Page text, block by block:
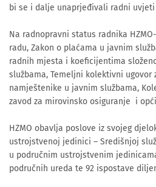
bi se i dalje unaprjeđivali radni
Na radnopravni status radnika
radu, Zakon o plaćama u javnim
radnih mjesta i koeficijentima
službama, Temeljni kolektivni ugovor
namještenike u javnim službama,
zavod za mirovinsko osiguranje i
HZMO obavlja poslove iz svojeg
ustrojstvenoj jedinici – Središnjoj
u područnim ustrojstvenim
područnih ureda te 92 ispostave